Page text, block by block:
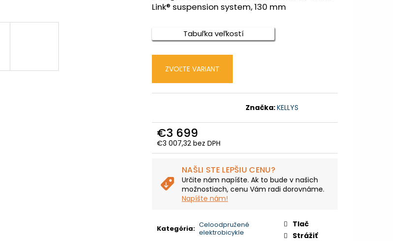
Link® suspension system, 130 mm
Tabuľka veľkostí
ZVOĽTE VARIANT
Značka:KELLYS
€3 699
€3 007,32 bez DPH
Jednotková
NAŠLI STE LEPŠIU CENU?
Určite nám napíšte. Ak to bude v našich
možnostiach, cenu Vám radi dorovnáme.
Napíšte nám!
Kategória: Celoodpružené
elektrobicykle
Tlač
Strážiť
CTM AREON - MATNÁ BÉŽOVÁ / LESKLÁ
€3 299,99